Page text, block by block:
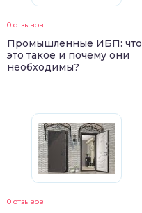
0 отзывов
Промышленные ИБП: что
это такое и почему они
необходимы?
0 отзывов